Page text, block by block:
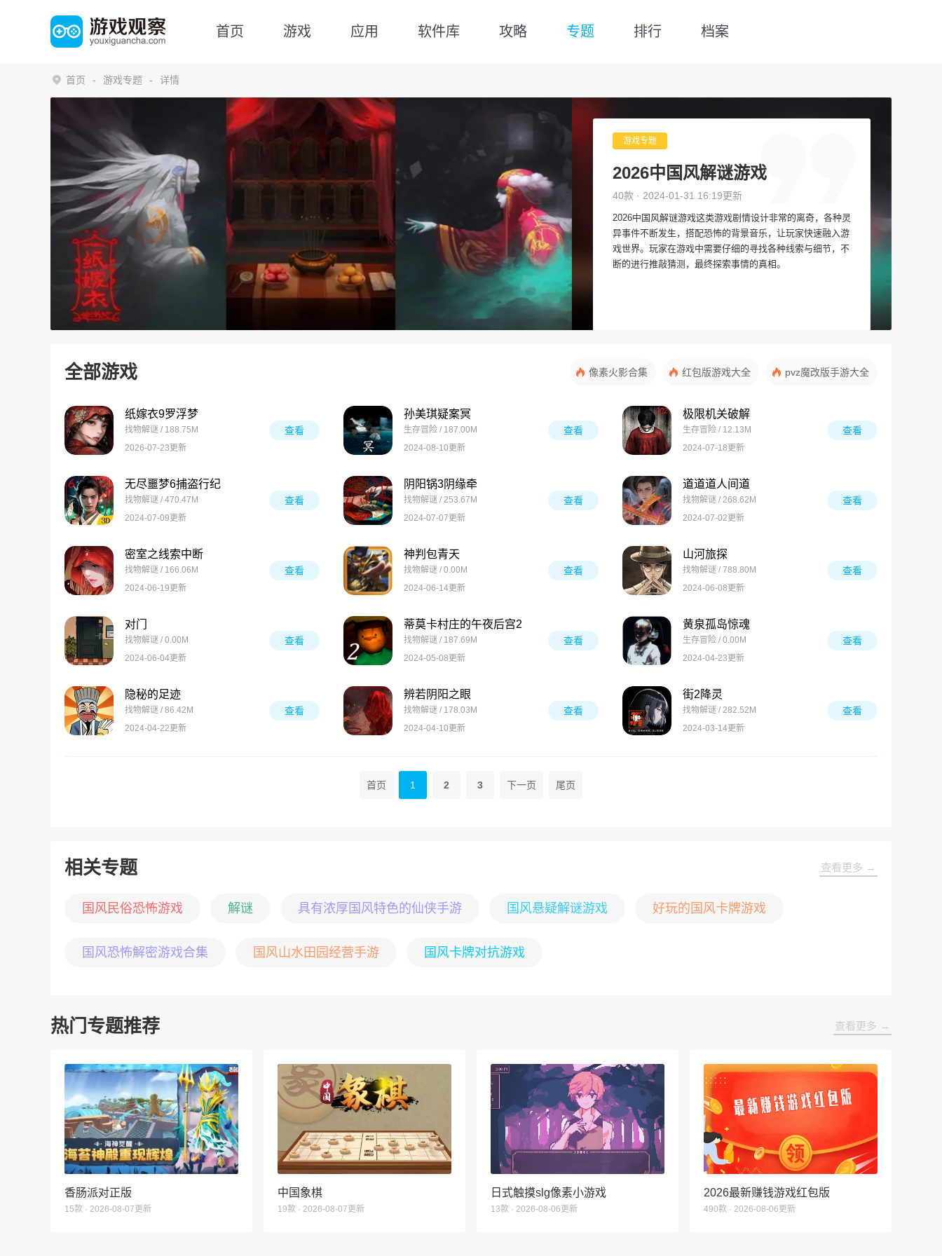
首页 游戏 应用 软件库 攻略 专题 排行 档案
首页 游戏专题 详情
游戏专题
2026中国风解谜游戏
40款 · 2024-01-31 16:19更新
2026中国风解谜游戏这类游戏剧情设计非常的离奇，各种灵
异事件不断发生，搭配恐怖的背景音乐，让玩家快速融入游
戏世界。玩家在游戏中需要仔细的寻找各种线索与细节，不
断的进行推敲猜测，最终探索事情的真相。
全部游戏 像素火影合集 红包版游戏大全 pvz魔改版手游大全
纸嫁衣9罗浮梦
找物解谜 / 188.75M
2026-07-23更新
查看
孙美琪疑案冥
生存冒险 / 187.00M
2024-08-10更新
查看
极限机关破解
生存冒险 / 12.13M
2024-07-18更新
查看
无尽噩梦6捕盗行纪
找物解谜 / 470.47M
2024-07-09更新
查看
阴阳锅3阴缘牵
找物解谜 / 253.67M
2024-07-07更新
查看
道道道人间道
找物解谜 / 268.62M
2024-07-02更新
查看
密室之线索中断
找物解谜 / 166.06M
2024-06-19更新
查看
神判包青天
找物解谜 / 0.00M
2024-06-14更新
查看
山河旅探
找物解谜 / 788.80M
2024-06-08更新
查看
对门
找物解谜 / 0.00M
2024-06-04更新
查看
蒂莫卡村庄的午夜后宫2
找物解谜 / 187.69M
2024-05-08更新
查看
黄泉孤岛惊魂
生存冒险 / 0.00M
2024-04-23更新
查看
隐秘的足迹
找物解谜 / 86.42M
2024-04-22更新
查看
辨若阴阳之眼
找物解谜 / 178.03M
2024-04-10更新
查看
街2降灵
找物解谜 / 282.52M
2024-03-14更新
查看
首页 1 2 3 下一页 尾页
相关专题 查看更多 →
国风民俗恐怖游戏 解谜 具有浓厚国风特色的仙侠手游 国风悬疑解谜游戏 好玩的国风卡牌游戏
国风恐怖解密游戏合集 国风山水田园经营手游 国风卡牌对抗游戏
热门专题推荐 查看更多 →
香肠派对正版
15款 · 2026-08-07更新
中国象棋
19款 · 2026-08-07更新
日式触摸slg像素小游戏
13款 · 2026-08-06更新
2026最新赚钱游戏红包版
490款 · 2026-08-06更新